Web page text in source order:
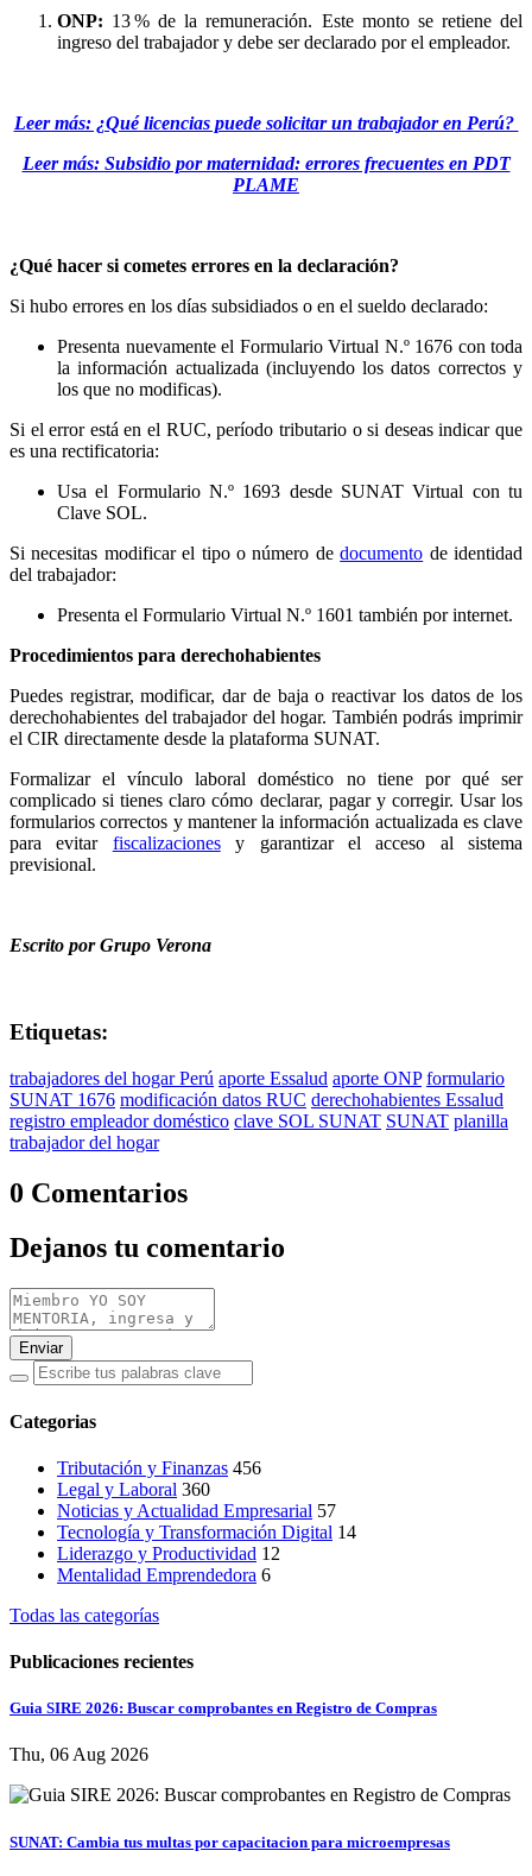
ONP: 13 % de la remuneración. Este monto se retiene del
ingreso del trabajador y debe ser declarado por el empleador.
Leer más: ¿Qué licencias puede solicitar un trabajador en Perú?
Leer más: Subsidio por maternidad: errores frecuentes en PDT
PLAME
¿Qué hacer si cometes errores en la declaración?
Si hubo errores en los días subsidiados o en el sueldo declarado:
Presenta nuevamente el Formulario Virtual N.º 1676 con toda
la información actualizada (incluyendo los datos correctos y
los que no modificas).
Si el error está en el RUC, período tributario o si deseas indicar que
es una rectificatoria:
Usa el Formulario N.º 1693 desde SUNAT Virtual con tu
Clave SOL.
Si necesitas modificar el tipo o número dedocumento de identidad
del trabajador:
Presenta el Formulario Virtual N.º 1601 también por internet.
Procedimientos para derechohabientes
Puedes registrar, modificar, dar de baja o reactivar los datos de los
derechohabientes del trabajador del hogar. También podrás imprimir
el CIR directamente desde la plataforma SUNAT.
Formalizar el vínculo laboral doméstico no tiene por qué ser
complicado si tienes claro cómo declarar, pagar y corregir. Usar los
formularios correctos y mantener la información actualizada es clave
para evitar fiscalizacionesy garantizar el acceso al sistema
previsional.
Escrito por Grupo Verona
Etiquetas:
trabajadores del hogar Perú aporte Essalud aporte ONP formulario
SUNAT 1676 modificación datos RUC derechohabientes Essalud
registro empleador doméstico clave SOL SUNAT SUNAT planilla
trabajador del hogar
0 Comentarios
Dejanos tu comentario
Enviar
Categorias
Tributación y Finanzas 456
Legal y Laboral 360
Noticias y Actualidad Empresarial 57
Tecnología y Transformación Digital 14
Liderazgo y Productividad 12
Mentalidad Emprendedora 6
Todas las categorías
Publicaciones recientes
Guia SIRE 2026: Buscar comprobantes en Registro de Compras
Thu, 06 Aug 2026
SUNAT: Cambia tus multas por capacitacion para microempresas